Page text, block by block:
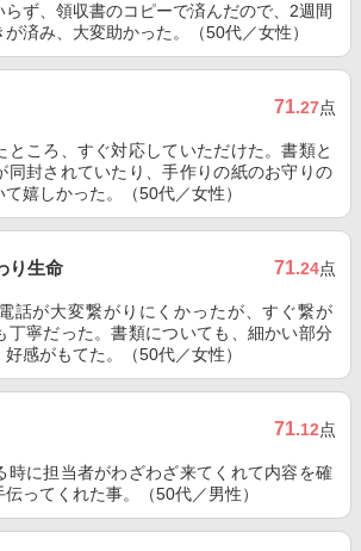
ず、領収書のコピーで済んだので、2週間
済み、大変助かった。（50代／女性）
71.27点
ところ、すぐ対応していただけた。書類と
同封されていたり、手作りの紙のお守りの
嬉しかった。（50代／女性）
り生命 71.24点
話が大変繋がりにくかったが、すぐ繋が
丁寧だった。書類についても、細かい部分
感がもてた。（50代／女性）
71.12点
時に担当者がわざわざ来てくれて内容を確
ってくれた事。（50代／男性）